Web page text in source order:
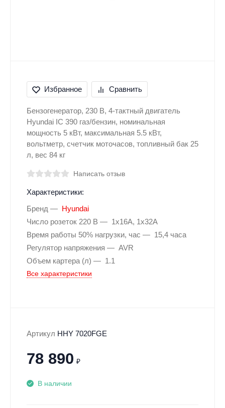
Избранное Сравнить
Бензогенератор, 230 В, 4-тактный двигатель
Hyundai ІС 390 газ/бензин, номинальная
мощность 5 кВт, максимальная 5.5 кВт,
вольтметр, счетчик моточасов, топливный бак 25
л, вес 84 кг
Написать отзыв
Характеристики:
Бренд
Hyundai
Число розеток 220 В
1х16А, 1х32А
Время работы 50% нагрузки, час
15,4 часа
Регулятор напряжения
AVR
Объем картера (л)
1.1
Все характеристики
Артикул HHY 7020FGE
78 890 ₽
В наличии